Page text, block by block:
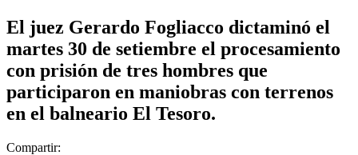
El juez Gerardo Fogliacco dictaminó el
martes 30 de setiembre el procesamiento
con prisión de tres hombres que
participaron en maniobras con terrenos
en el balneario El Tesoro.
Compartir: